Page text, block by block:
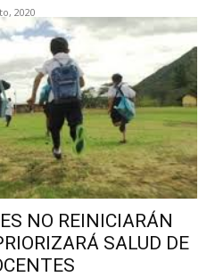
2020
NO REINICIARÁN
SALUD DE